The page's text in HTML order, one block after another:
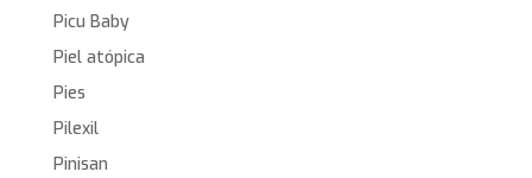
Picu Baby
Piel atópica
Pies
Pilexil
Pinisan